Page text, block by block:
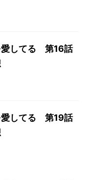
愛してる 第16話
愛してる 第19話